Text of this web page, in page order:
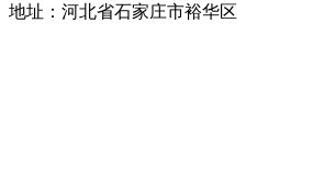
地址：河北省石家庄市裕华区